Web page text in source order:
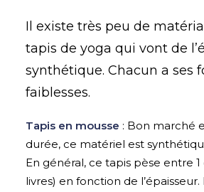
Il existe très peu de
tapis de yoga qui vont de
synthétique. Chacun a ses
faiblesses.
Tapis en mousse : Bon marché
durée, ce matériel est
En général, ce tapis pèse entre 1
livres) en fonction de l’épaisseur.